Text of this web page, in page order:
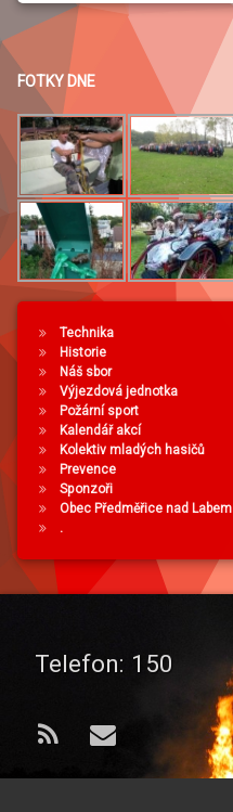
FOTKY DNE
Technika
Historie
Náš sbor
Výjezdová jednotka
Požární sport
Kalendář akcí
Kolektiv mladých hasičů
Prevence
Sponzoři
Obec Předměřice nad Labem
.
Telefon: 150
RSS E-mail